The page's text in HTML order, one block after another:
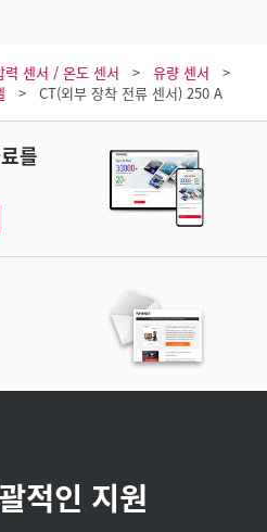
센서 / 온도 센서
유량 센서
CT(외부 장착 전류 센서) 250 A
를
적인 지원